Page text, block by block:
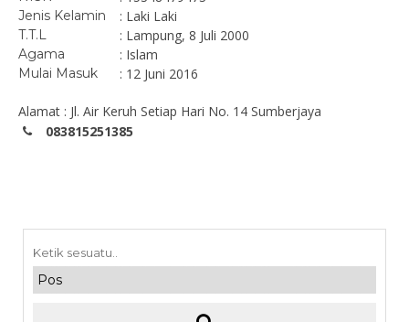
Jenis Kelamin : Laki Laki
T.T.L : Lampung, 8 Juli 2000
Agama : Islam
Mulai Masuk : 12 Juni 2016
Alamat : Jl. Air Keruh Setiap Hari No. 14 Sumberjaya
083815251385